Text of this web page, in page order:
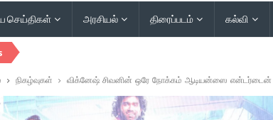
செய்திகள் அரசியல் திரைப்படம் கல்வி
நிகழ்வுகள் விக்னேஷ் சிவனின் ஒரே நோக்கம் ஆடியன்ஸை